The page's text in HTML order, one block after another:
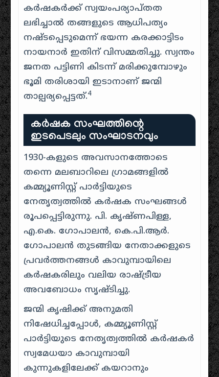
കർഷകർക്ക് സ്വയംപര്യാപ്തത
ലഭിച്ചാൽ തങ്ങളുടെ ആധിപത്യം
നഷ്ടപ്പെടുമെന്ന് ഭയന്ന കരക്കാട്ടിടം
നായനാർ ഇതിന് വിസമ്മതിച്ചു. സ്വന്തം
ജനത പട്ടിണി കിടന്ന് മരിക്കുമ്പോഴും
ഭൂമി തരിശായി ഇടാനാണ് ജന്മി
താല്പര്യപ്പെട്ടത്.4
കർഷക സംഘത്തിന്റെ
ഇടപെടലും സംഘാടനവും
1930-കളുടെ അവസാനത്തോടെ
തന്നെ മലബാറിലെ ഗ്രാമങ്ങളിൽ
കമ്മ്യൂണിസ്റ്റ് പാർട്ടിയുടെ
നേതൃത്വത്തിൽ കർഷക സംഘങ്ങൾ
രൂപപ്പെട്ടിരുന്നു. പി. കൃഷ്ണപിള്ള,
എ.കെ. ഗോപാലൻ, കെ.പി.ആർ.
ഗോപാലൻ തുടങ്ങിയ നേതാക്കളുടെ
പ്രവർത്തനങ്ങൾ കാവുമ്പായിലെ
കർഷകരിലും വലിയ രാഷ്ട്രീയ
അവബോധം സൃഷ്ടിച്ചു.
ജന്മി കൃഷിക്ക് അനുമതി
നിഷേധിച്ചപ്പോൾ, കമ്മ്യൂണിസ്റ്റ്
പാർട്ടിയുടെ നേതൃത്വത്തിൽ കർഷകർ
സ്വമേധയാ കാവുമ്പായി
കുന്നുകളിലേക്ക് കയറാനും